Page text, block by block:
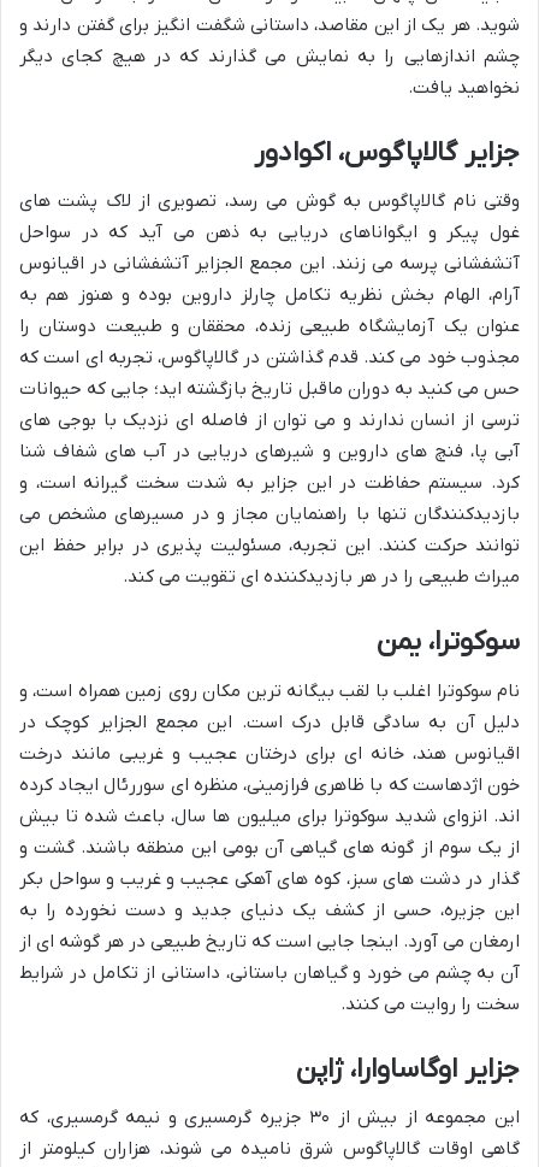
شوید. هر یک از این مقاصد، داستانی شگفت انگیز برای گفتن دارند و
چشم اندازهایی را به نمایش می گذارند که در هیچ کجای دیگر
نخواهید یافت.
جزایر گالاپاگوس، اکوادور
وقتی نام گالاپاگوس به گوش می رسد، تصویری از لاک پشت های
غول پیکر و ایگواناهای دریایی به ذهن می آید که در سواحل
آتشفشانی پرسه می زنند. این مجمع الجزایر آتشفشانی در اقیانوس
آرام، الهام بخش نظریه تکامل چارلز داروین بوده و هنوز هم به
عنوان یک آزمایشگاه طبیعی زنده، محققان و طبیعت دوستان را
مجذوب خود می کند. قدم گذاشتن در گالاپاگوس، تجربه ای است که
حس می کنید به دوران ماقبل تاریخ بازگشته اید؛ جایی که حیوانات
ترسی از انسان ندارند و می توان از فاصله ای نزدیک با بوجی های
آبی پا، فنچ های داروین و شیرهای دریایی در آب های شفاف شنا
کرد. سیستم حفاظت در این جزایر به شدت سخت گیرانه است، و
بازدیدکنندگان تنها با راهنمایان مجاز و در مسیرهای مشخص می
توانند حرکت کنند. این تجربه، مسئولیت پذیری در برابر حفظ این
میراث طبیعی را در هر بازدیدکننده ای تقویت می کند.
سوکوترا، یمن
نام سوکوترا اغلب با لقب بیگانه ترین مکان روی زمین همراه است، و
دلیل آن به سادگی قابل درک است. این مجمع الجزایر کوچک در
اقیانوس هند، خانه ای برای درختان عجیب و غریبی مانند درخت
خون اژدهاست که با ظاهری فرازمینی، منظره ای سوررئال ایجاد کرده
اند. انزوای شدید سوکوترا برای میلیون ها سال، باعث شده تا بیش
از یک سوم از گونه های گیاهی آن بومی این منطقه باشند. گشت و
گذار در دشت های سبز، کوه های آهکی عجیب و غریب و سواحل بکر
این جزیره، حسی از کشف یک دنیای جدید و دست نخورده را به
ارمغان می آورد. اینجا جایی است که تاریخ طبیعی در هر گوشه ای از
آن به چشم می خورد و گیاهان باستانی، داستانی از تکامل در شرایط
سخت را روایت می کنند.
جزایر اوگاساوارا، ژاپن
این مجموعه از بیش از ۳۰ جزیره گرمسیری و نیمه گرمسیری، که
گاهی اوقات گالاپاگوس شرق نامیده می شوند، هزاران کیلومتر از